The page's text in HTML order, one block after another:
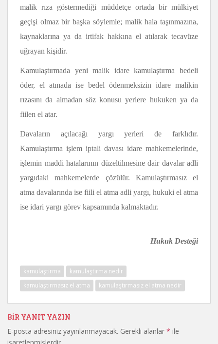
malik rıza göstermediği müddetçe ortada bir mülkiyet
geçişi olmaz bir başka söylemle; malik hala taşınmazına,
kaynaklarına ya da irtifak hakkına el atılarak tecavüze
uğrayan kişidir.
Kamulaştırmada yeni malik idare kamulaştırma bedeli
öder, el atmada ise bedel ödenmeksizin idare malikin
rızasını da almadan söz konusu yerlere hukuken ya da
fiilen el atar.
Davaların açılacağı yargı yerleri de farklıdır.
Kamulaştırma işlem iptali davası idare mahkemelerinde,
işlemin maddi hatalarının düzeltilmesine dair davalar adli
yargıdaki mahkemelerde çözülür. Kamulaştırmasız el
atma davalarında ise fiili el atma adli yargı, hukuki el atma
ise idari yargı görev kapsamında kalmaktadır.
Hukuk Desteği
kamulaştırma
kamulaştırma nedir
kamulaştırmasız el atma
kamulaştırmasız el atma nedir
BIR YANIT YAZIN
E-posta adresiniz yayınlanmayacak. Gerekli alanlar * ile